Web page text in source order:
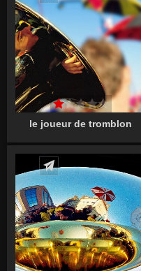
le joueur de tromblon
Écrire un commentaire